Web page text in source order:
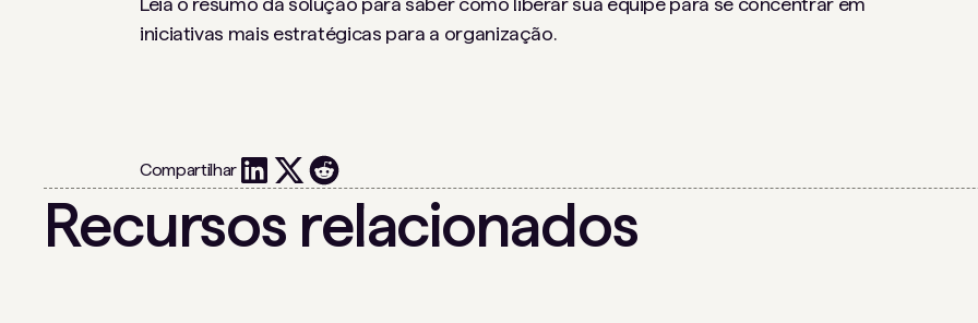
iniciativas mais estratégicas para a organização.
Compartilhar
Recursos relacionados